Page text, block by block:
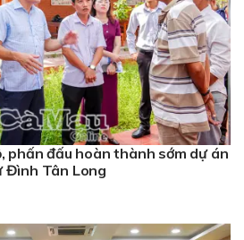
phấn đấu hoàn thành sớm dự án
sử Đình Tân Long